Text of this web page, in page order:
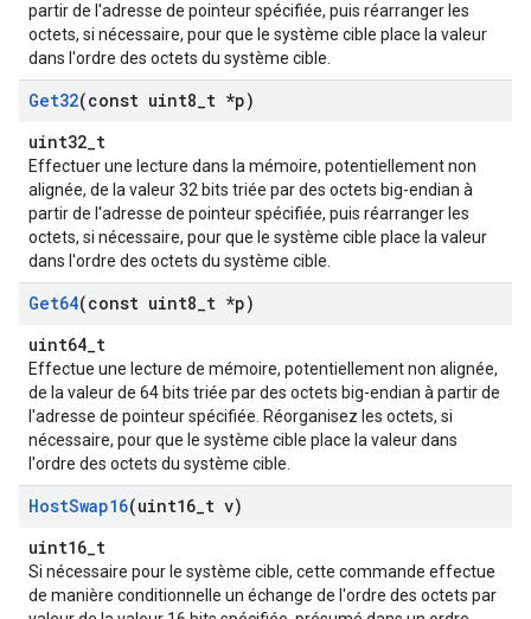
partir de l'adresse de pointeur spécifiée, puis réarranger les
octets, si nécessaire, pour que le système cible place la valeur
dans l'ordre des octets du système cible.
Get32(const uint8 t *p)
uint32_t
Effectuer une lecture dans la mémoire, potentiellement non
alignée, de la valeur 32 bits triée par des octets big-endian à
partir de l'adresse de pointeur spécifiée, puis réarranger les
octets, si nécessaire, pour que le système cible place la valeur
dans l'ordre des octets du système cible.
Get64(const uint8 t *p)
uint64_t
Effectue une lecture de mémoire, potentiellement non alignée,
de la valeur de 64 bits triée par des octets big-endian à partir de
l'adresse de pointeur spécifiée. Réorganisez les octets, si
nécessaire, pour que le système cible place la valeur dans
l'ordre des octets du système cible.
HostSwap16(uint16 t v)
uint16_t
Si nécessaire pour le système cible, cette commande effectue
de manière conditionnelle un échange de l'ordre des octets par